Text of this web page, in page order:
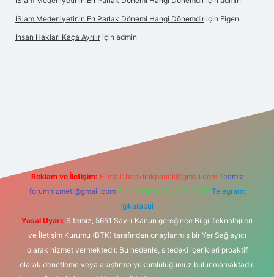
İSlam Medeniyetinin En Parlak Dönemi Hangi Dönemdir için Figen
Insan Hakları Kaça Ayrılır için admin
Reklam ve İletişim: E-mail: backlinkpaneli@gmail.com Teams:
forumhizmeti@gmail.com Whatsapp: 0262 606 0 726 Telegram:
@karabul
Yasal Uyarı: Sitemiz, 5651 Sayılı Kanun gereğince Bilgi Teknolojileri
ve İletişim Kurumu (BTK) tarafından onaylanmış bir Yer Sağlayıcı
olarak hizmet vermektedir. Bu nedenle, sitedeki içerikleri proaktif
olarak denetleme veya araştırma yükümlülüğümüz bulunmamaktadır.